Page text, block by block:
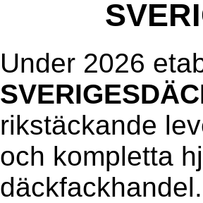
Under 2026
rikstäckande
och kompletta
däckfackhandel.